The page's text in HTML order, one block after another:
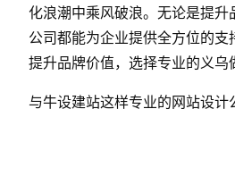
化浪潮中乘风破浪。无论是提
公司都能为企业提供全方位的
提升品牌价值，选择专业的义乌
与牛设建站这样专业的网站设计